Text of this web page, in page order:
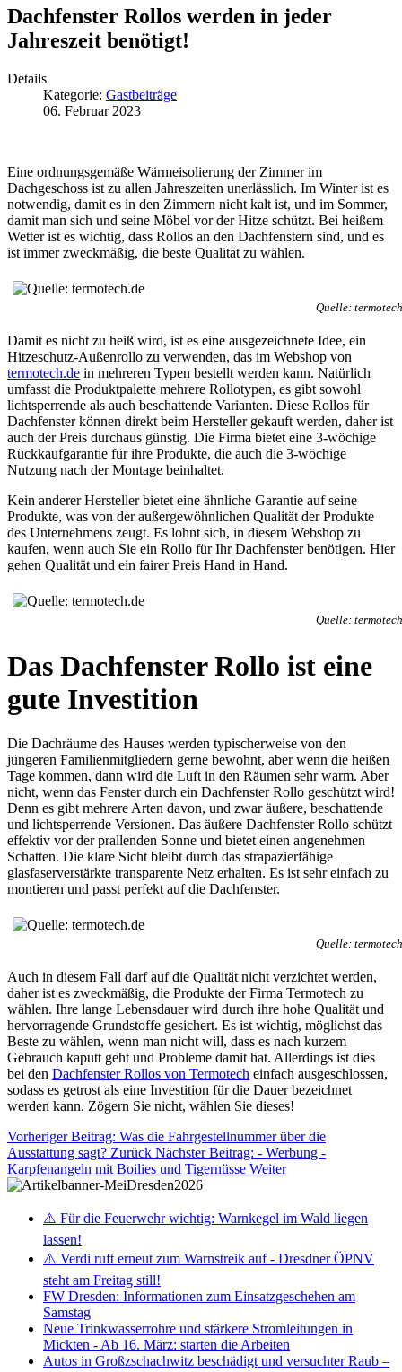
Dachfenster Rollos werden in jeder
Jahreszeit benötigt!
Details
Kategorie: Gastbeiträge
06. Februar 2023
Eine ordnungsgemäße Wärmeisolierung der Zimmer im
Dachgeschoss ist zu allen Jahreszeiten unerlässlich. Im Winter ist es
notwendig, damit es in den Zimmern nicht kalt ist, und im Sommer,
damit man sich und seine Möbel vor der Hitze schützt. Bei heißem
Wetter ist es wichtig, dass Rollos an den Dachfenstern sind, und es
ist immer zweckmäßig, die beste Qualität zu wählen.
Quelle:
Damit es nicht zu heiß wird, ist es eine ausgezeichnete Idee, ein
Hitzeschutz-Außenrollo zu verwenden, das im Webshop von
termotech.de in mehreren Typen bestellt werden kann. Natürlich
umfasst die Produktpalette mehrere Rollotypen, es gibt sowohl
lichtsperrende als auch beschattende Varianten. Diese Rollos für
Dachfenster können direkt beim Hersteller gekauft werden, daher ist
auch der Preis durchaus günstig. Die Firma bietet eine 3-wöchige
Rückkaufgarantie für ihre Produkte, die auch die 3-wöchige
Nutzung nach der Montage beinhaltet.
Kein anderer Hersteller bietet eine ähnliche Garantie auf seine
Produkte, was von der außergewöhnlichen Qualität der Produkte
des Unternehmens zeugt. Es lohnt sich, in diesem Webshop zu
kaufen, wenn auch Sie ein Rollo für Ihr Dachfenster benötigen. Hier
gehen Qualität und ein fairer Preis Hand in Hand.
Quelle:
Das Dachfenster Rollo ist eine
gute Investition
Die Dachräume des Hauses werden typischerweise von den
jüngeren Familienmitgliedern gerne bewohnt, aber wenn die heißen
Tage kommen, dann wird die Luft in den Räumen sehr warm. Aber
nicht, wenn das Fenster durch ein Dachfenster Rollo geschützt wird!
Denn es gibt mehrere Arten davon, und zwar äußere, beschattende
und lichtsperrende Versionen. Das äußere Dachfenster Rollo schützt
effektiv vor der prallenden Sonne und bietet einen angenehmen
Schatten. Die klare Sicht bleibt durch das strapazierfähige
glasfaserverstärkte transparente Netz erhalten. Es ist sehr einfach zu
montieren und passt perfekt auf die Dachfenster.
Quelle:
Auch in diesem Fall darf auf die Qualität nicht verzichtet werden,
daher ist es zweckmäßig, die Produkte der Firma Termotech zu
wählen. Ihre lange Lebensdauer wird durch ihre hohe Qualität und
hervorragende Grundstoffe gesichert. Es ist wichtig, möglichst das
Beste zu wählen, wenn man nicht will, dass es nach kurzem
Gebrauch kaputt geht und Probleme damit hat. Allerdings ist dies
bei den Dachfenster Rollos von Termotech einfach ausgeschlossen,
sodass es getrost als eine Investition für die Dauer bezeichnet
werden kann. Zögern Sie nicht, wählen Sie dieses!
Vorheriger Beitrag: Was die Fahrgestellnummer über die
Ausstattung sagt? Zurück Nächster Beitrag: - Werbung -
Karpfenangeln mit Boilies und Tigernüsse Weiter
⚠️ Für die Feuerwehr wichtig: Warnkegel im Wald liegen
lassen!
⚠️ Verdi ruft erneut zum Warnstreik auf - Dresdner ÖPNV
steht am Freitag still!
FW Dresden: Informationen zum Einsatzgeschehen am
Samstag
Neue Trinkwasserrohre und stärkere Stromleitungen in
Mickten - Ab 16. März: starten die Arbeiten
Autos in Großzschachwitz beschädigt und versuchter Raub –